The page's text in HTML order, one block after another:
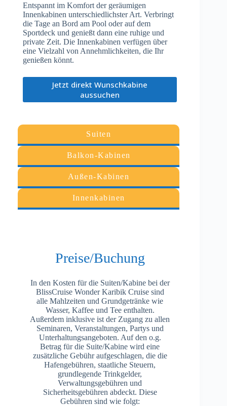
Entspannt im Komfort der geräumigen
Innenkabinen unterschiedlichster Art. Verbringt
die Tage an Bord am Pool oder auf dem
Sportdeck und genießt dann eine ruhige und
private Zeit. Die Innenkabinen verfügen über
eine Vielzahl von Annehmlichkeiten, die Ihr
genießen könnt.
Jetzt direkt Wunschkabine
aussuchen
Suiten
Balkon-Kabinen
Außen-Kabinen
Innenkabinen
Preise/Buchung
In den Kosten für die Suiten/Kabine bei der
BlissCruise Wonder Karibik Cruise sind
alle Mahlzeiten und Grundgetränke wie
Wasser, Kaffee und Tee enthalten.
Außerdem inklusive ist der Zugang zu allen
Seminaren, Veranstaltungen, Partys und
Unterhaltungsangeboten. Auf den o.g.
Betrag für die Suite/Kabine wird eine
zusätzliche Gebühr aufgeschlagen, die die
Hafengebühren, staatliche Steuern,
grundlegende Trinkgelder,
Verwaltungsgebühren und
Sicherheitsgebühren abdeckt. Diese
Gebühren sind wie folgt: